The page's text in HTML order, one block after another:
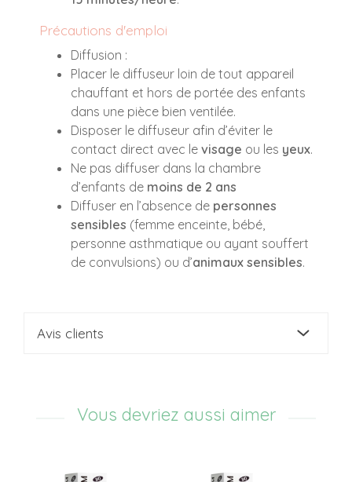
Précautions d'emploi
Diffusion :
Placer le diffuseur loin de tout appareil
chauffant et hors de portée des enfants
dans une pièce bien ventilée.
Disposer le diffuseur afin d’éviter le
contact direct avec le visage ou les yeux.
Ne pas diffuser dans la chambre
d’enfants de moins de 2 ans
Diffuser en l’absence de personnes
sensibles (femme enceinte, bébé,
personne asthmatique ou ayant souffert
de convulsions) ou d’animaux sensibles.
Avis clients
Vous devriez aussi aimer